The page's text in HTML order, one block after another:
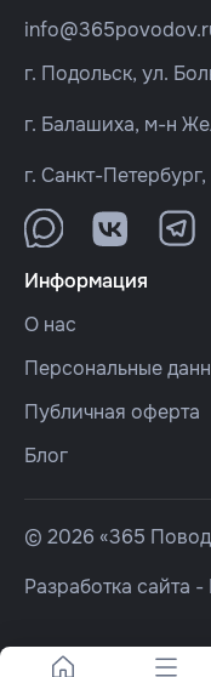
г. Подольск, ул.
г. Балашиха, м-н
г. Санкт-
Информация
О нас
Персональные
Публичная оферта
Блог
© 2026 «365
Разработка сайта -